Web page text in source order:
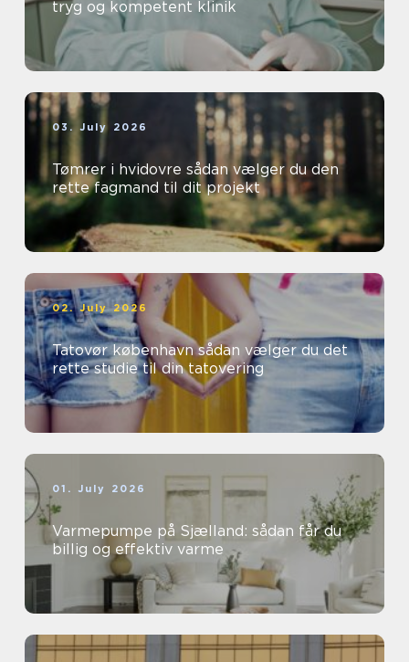
tryg og kompetent klinik
03. July 2026
Tømrer i hvidovre sådan vælger du den
rette fagmand til dit projekt
02. July 2026
Tatovør københavn sådan vælger du det
rette studie til din tatovering
01. July 2026
Varmepumpe på Sjælland: sådan får du
billig og effektiv varme